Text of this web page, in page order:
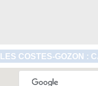
LES COSTES-GOZON :